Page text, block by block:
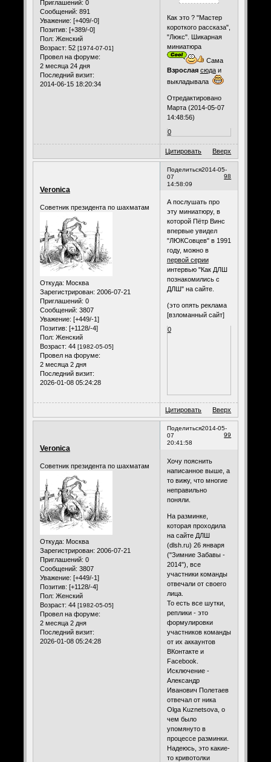
Приглашений: 0
Сообщений: 891
Уважение: [+409/-0]
Позитив: [+389/-0]
Пол: Женский
Возраст: 52 [1974-07-01]
Провел на форуме:
2 месяца 24 дня
Последний визит:
2014-06-15 18:20:34
Как это ? "Мастер
короткого рассказа",
"Люкс". Шикарная
миниатюра
Сама
Взрослая сюдаи
выкладывала
Отредактировано
Марта (2014-05-07
14:48:56)
0
Цитировать Вверх
Поделиться
98
2014-05-
07
14:58:09
Veronica
Советник президента по шахматам
Откуда: Москва
Зарегистрирован: 2006-07-21
Приглашений: 0
Сообщений: 3807
Уважение: [+449/-1]
Позитив: [+1128/-4]
Пол: Женский
Возраст: 44 [1982-05-05]
Провел на форуме:
2 месяца 2 дня
Последний визит:
2026-01-08 05:24:28
А послушать про
эту миниатюру, в
которой Пётр Винс
впервые увидел
"ЛЮКСовцев" в 1991
году, можно в
первой серии
интервью "Как ДЛШ
познакомились с
ДЛШ" на сайте.
(это опять реклама
[взломанный сайт]
0
Цитировать Вверх
Поделиться
99
2014-05-
07
20:41:58
Veronica
Советник президента по шахматам
Откуда: Москва
Зарегистрирован: 2006-07-21
Приглашений: 0
Сообщений: 3807
Уважение: [+449/-1]
Позитив: [+1128/-4]
Пол: Женский
Возраст: 44 [1982-05-05]
Провел на форуме:
2 месяца 2 дня
Последний визит:
2026-01-08 05:24:28
Хочу пояснить
написанное выше, а
то вижу, что многие
неправильно
поняли.
На разминке,
которая проходила
на сайте ДЛШ
(dlsh.ru) 26 января
("Зимние Забавы -
2014"), все
участники команды
отвечали от своего
лица.
То есть все шутки,
реплики - это
формулировки
участников команды
от их аккаунтов
ВКонтакте и
Facebook.
Исключение -
Александр
Иванович Полетаев
отвечал от ника
Olga Kuznetsova, о
чем было
упомянуто в
процессе разминки.
Надеюсь, это какие-
то кривотолки